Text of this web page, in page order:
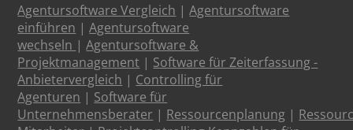
Agentursoftware Vergleich |Agentursoftware
einführen |Agentursoftware
wechseln |Agentursoftware &
Projektmanagement | Software für Zeiterfassung -
Anbietervergleich | Controlling für
Agenturen | Software für
Unternehmensberater | Ressourcenplanung |